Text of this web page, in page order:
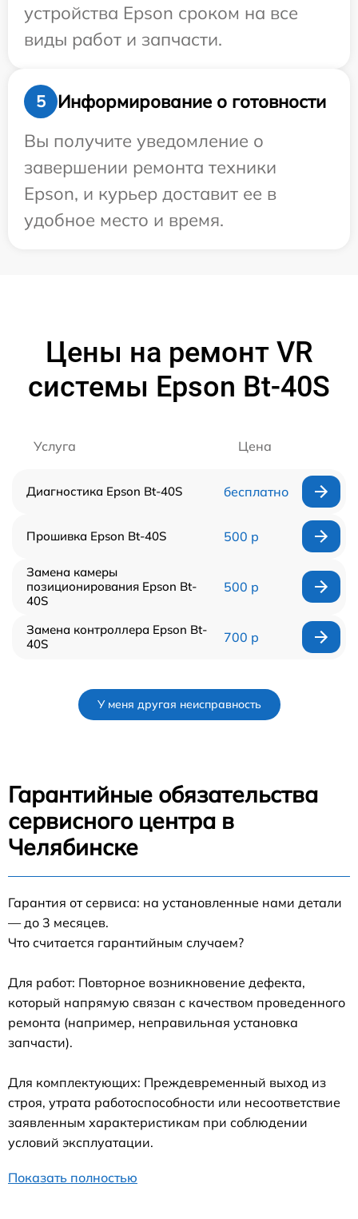
устройства Epson сроком на все
виды работ и запчасти.
5
Информирование о готовности
Вы получите уведомление о
завершении ремонта техники
Epson, и курьер доставит ее в
удобное место и время.
Цены на ремонт VR
системы Epson Bt-40S
Услуга Цена
Диагностика Epson Bt-40S бесплатно
Прошивка Epson Bt-40S 500 р
Замена камеры
позиционирования Epson Bt-
40S
500 р
Замена контроллера Epson Bt-
40S
700 р
У меня другая неисправность
Гарантийные обязательства
сервисного центра в
Челябинске
Гарантия от сервиса: на установленные нами детали
— до 3 месяцев.
Что считается гарантийным случаем?
Для работ: Повторное возникновение дефекта,
который напрямую связан с качеством проведенного
ремонта (например, неправильная установка
запчасти).
Для комплектующих: Преждевременный выход из
строя, утрата работоспособности или несоответствие
заявленным характеристикам при соблюдении
условий эксплуатации.
Показать полностью